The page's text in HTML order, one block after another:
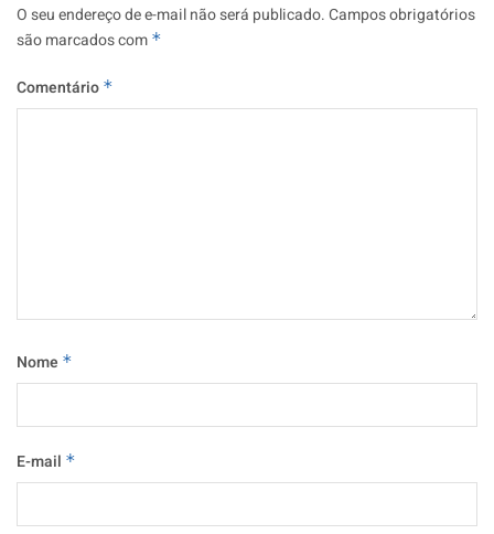
O seu endereço de e-mail não será publicado.Campos obrigatórios
são marcados com *
Comentário *
Nome *
E-mail *